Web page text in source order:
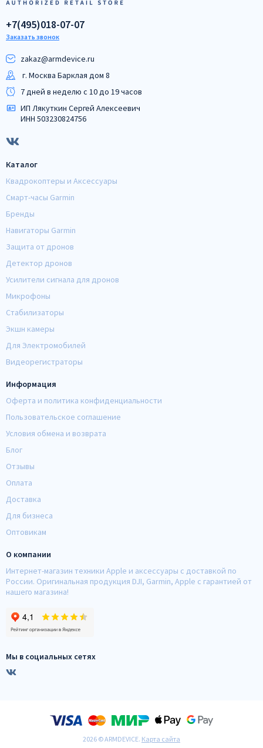
+7(495)018-07-07
Заказать звонок
zakaz@armdeviсe.ru
г. Москва Барклая дом 8
7 дней в неделю с 10 до 19 часов
ИП Лякуткин Сергей Алексеевич
ИНН 503230824756
Каталог
Квадрокоптеры и Аксессуары
Смарт-часы Garmin
Бренды
Навигаторы Garmin
Защита от дронов
Детектор дронов
Усилители сигнала для дронов
Микрофоны
Стабилизаторы
Экшн камеры
Для Электромобилей
Видеорегистраторы
Информация
Оферта и политика конфиденциальности
Пользовательское соглашение
Условия обмена и возврата
Блог
Отзывы
Оплата
Доставка
Для бизнеса
Оптовикам
О компании
Интернет-магазин техники Apple и аксессуары с доставкой по
России. Оригинальная продукция DJI, Garmin, Apple с гарантией от
нашего магазина!
Мы в социальных сетях
2026 © ARMDEVICE. Карта сайта